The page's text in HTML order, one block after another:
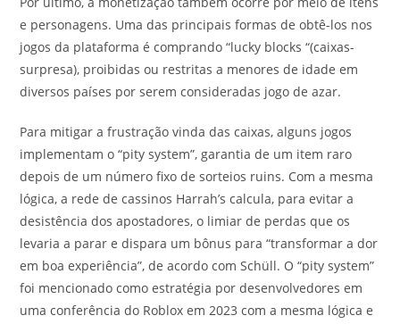
e personagens. Uma das principais formas de obtê-los nos
jogos da plataforma é comprando “lucky blocks “(caixas-
surpresa), proibidas ou restritas a menores de idade em
diversos países por serem consideradas jogo de azar.
Para mitigar a frustração vinda das caixas, alguns jogos
implementam o “pity system”, garantia de um item raro
depois de um número fixo de sorteios ruins. Com a mesma
lógica, a rede de cassinos Harrah’s calcula, para evitar a
desistência dos apostadores, o limiar de perdas que os
levaria a parar e dispara um bônus para “transformar a dor
em boa experiência”, de acordo com Schüll. O “pity system”
foi mencionado como estratégia por desenvolvedores em
uma conferência do Roblox em 2023 com a mesma lógica e